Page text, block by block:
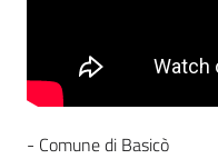
- Comune di Basicò